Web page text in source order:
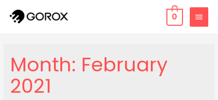
0
Month: February
2021